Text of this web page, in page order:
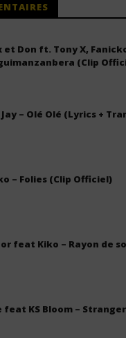
et Don ft. Tony X,
(Clip
Jay – Olé Olé (Lyrics +
– Folies (Clip Officiel)
feat Kiko – Rayon de
feat KS Bloom –